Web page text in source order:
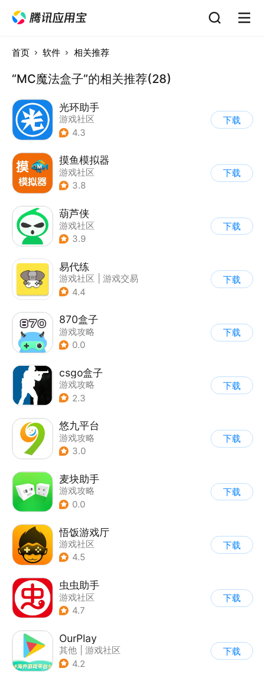
首页 软件 相关推荐
“MC魔法盒子”的相关推荐(28)
光环助手
游戏社区
4.3
下载
摸鱼模拟器
游戏社区
3.8
下载
葫芦侠
游戏社区
3.9
下载
易代练
游戏社区
游戏交易
| 游戏攻略
4.4
下载
870盒子
游戏攻略
0.0
下载
csgo盒子
游戏攻略
2.3
下载
悠九平台
游戏攻略
3.0
下载
麦块助手
游戏攻略
0.0
下载
悟饭游戏厅
游戏社区
4.5
下载
虫虫助手
游戏社区
4.7
下载
OurPlay
其他
游戏社区
4.2
下载